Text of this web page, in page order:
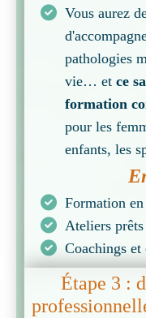
Vous aurez
pathologies
vie… et ce
formation
pour les
enfants, les
Formation
Ateliers
Coachings et
Étape 3 :